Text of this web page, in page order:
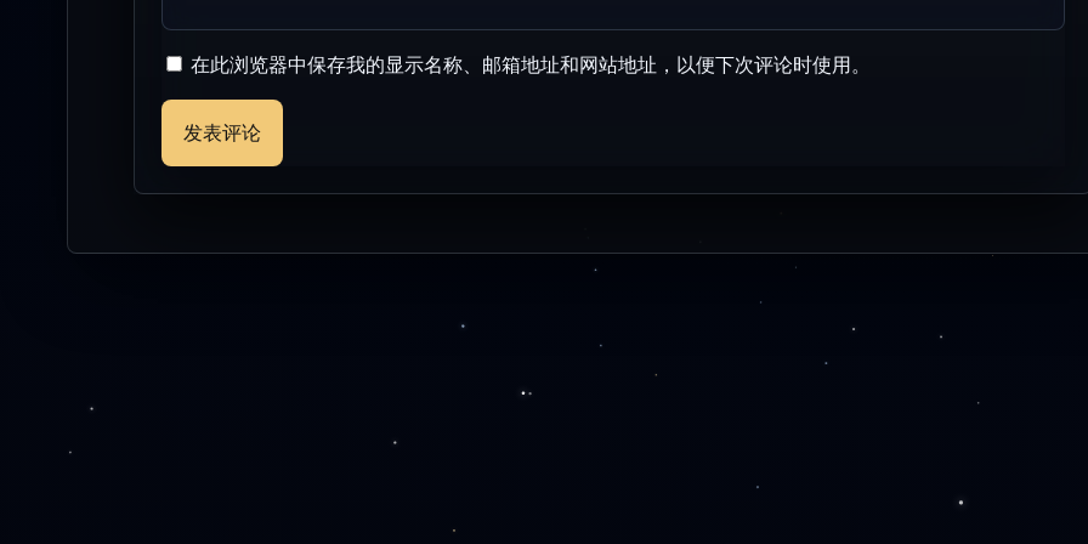
在此浏览器中保存我的显示名称、邮箱地址和网站地址，以便下次评论时使用。